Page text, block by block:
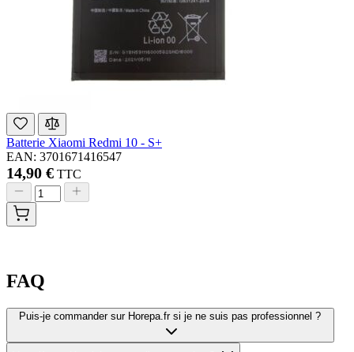
Batterie Xiaomi Redmi 10 - S+
EAN: 3701671416547
14,90 € TTC
FAQ
Puis-je commander sur Horepa.fr si je ne suis pas professionnel ?